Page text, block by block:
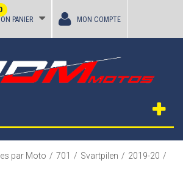
PANIER MON COMPTE
par Moto / 701 / Svartpilen / 2019-20 /